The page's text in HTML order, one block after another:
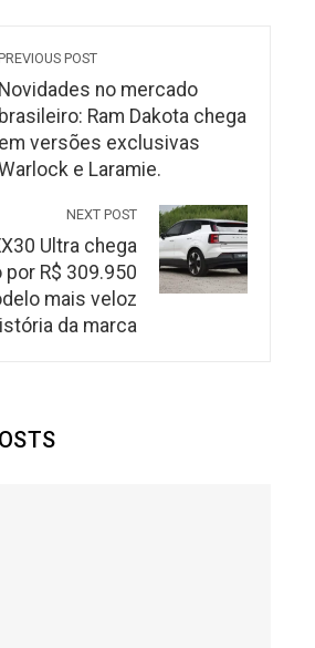
POST
Novidades no mercado
brasileiro: Ram Dakota chega
em versões exclusivas
e Laramie.
NEXT POST
Ultra chega
R$ 309.950
mais veloz
da marca